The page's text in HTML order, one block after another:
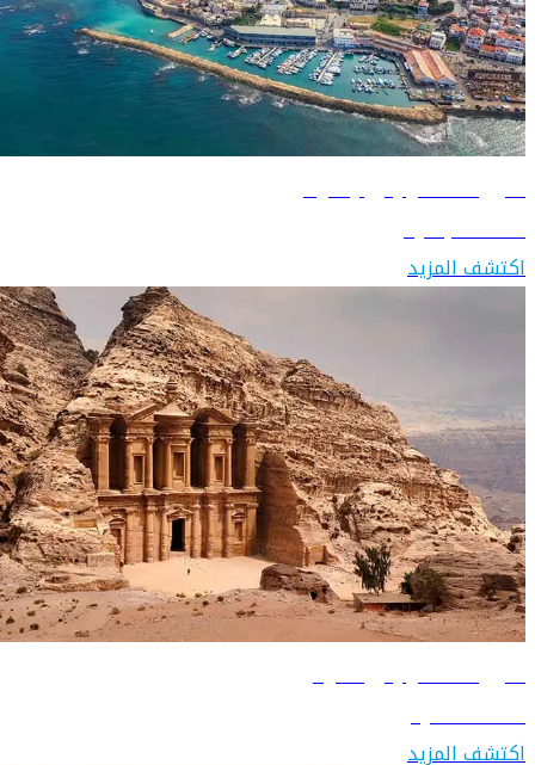
دليل السفر إلى إسرائيل
اكتشف إسرائيل
اكتشف المزيد
دليل السفر إلى الأردن
اكتشف الأردن
اكتشف المزيد